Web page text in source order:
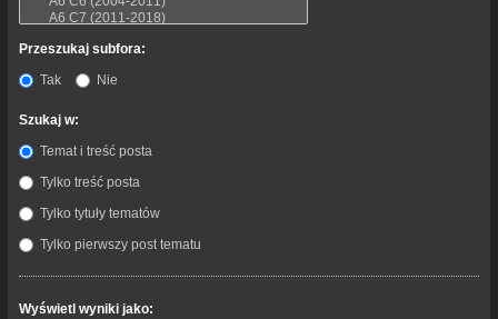
Przeszukaj subfora:
Tak
Nie
Szukaj w:
Temat i treść posta
Tylko treść posta
Tylko tytuły tematów
Tylko pierwszy post tematu
Wyświetl wyniki jako: